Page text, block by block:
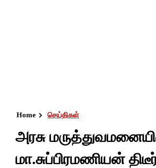
Home செய்திகள்
அரசு
மா.சுப்பிரமணியன்